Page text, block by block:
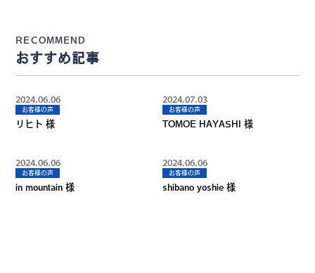
RECOMMEND
おすすめ記事
2024.06.06
お客様の声
リヒト 様
2024.07.03
お客様の声
TOMOE HAYASHI 様
2024.06.06
お客様の声
in mountain 様
2024.06.06
お客様の声
shibano yoshie 様